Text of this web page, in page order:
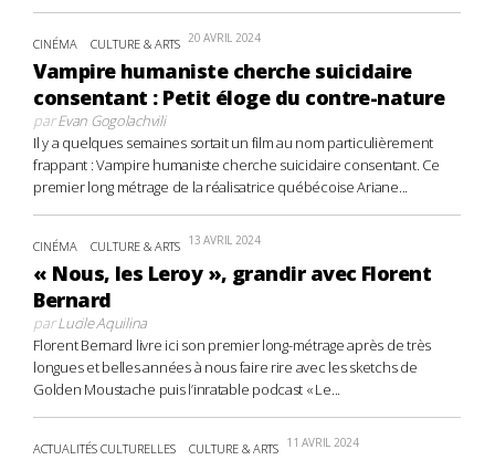
CINÉMA CULTURE & ARTS 20 AVRIL 2024
Vampire humaniste cherche suicidaire
consentant : Petit éloge du contre-nature
parEvan Gogolachvili
Il y a quelques semaines sortait un film au nom particulièrement
frappant : Vampire humaniste cherche suicidaire consentant. Ce
premier long métrage de la réalisatrice québécoise Ariane...
CINÉMA CULTURE & ARTS 13 AVRIL 2024
« Nous, les Leroy », grandir avec Florent
Bernard
parLucile Aquilina
Florent Bernard livre ici son premier long-métrage après de très
longues et belles années à nous faire rire avec les sketchs de
Golden Moustache puis l’inratable podcast « Le...
ACTUALITÉS CULTURELLES CULTURE & ARTS 11 AVRIL 2024